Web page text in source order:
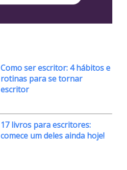
Como ser escritor: 4 hábitos e
rotinas para se tornar
escritor
17 livros para escritores:
comece um deles ainda hoje!